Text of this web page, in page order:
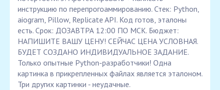
инструкцию по перепрогоаммированию. Стек: Python,
aiogram, Pillow, Replicate API. Код готов, эталоны
есть. Срок: ДОЗАВТРА 12:00 ПО МСК. Бюджет:
НАПИШИТЕ ВАШУ ЦЕНУ! СЕЙЧАС ЦЕНА УСЛОВНАЯ.
БУДЕТ СОЗДАНО ИНДИВИДУАЛЬНОЕ ЗАДАНИЕ.
Только опытные Python-разработчики! Одна
картинка в прикрепленных файлах является эталоном.
Три других картинки - неудачные.